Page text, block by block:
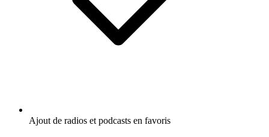
Ajout de radios et podcasts en favoris